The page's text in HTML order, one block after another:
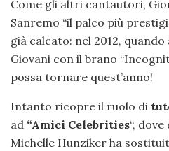
Come gli altri cantautori,
Sanremo “il palco più
già calcato: nel 2012,
Giovani con il brano
possa tornare quest’anno!
Intanto ricopre il ruolo di
ad “Amici Celebrities“,
Michelle Hunziker ha